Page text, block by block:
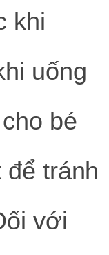
khi
uống
bé
để tránh
với